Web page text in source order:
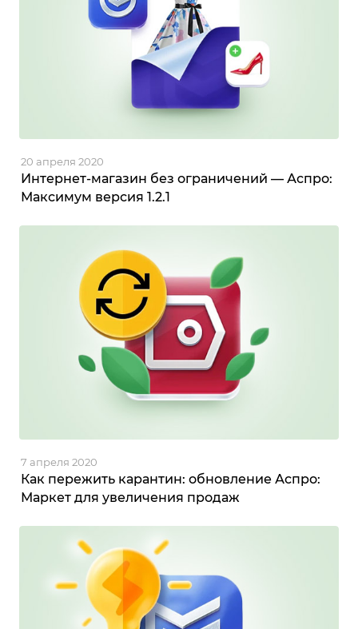
Интернет-магазин без ограничений — Аспро:
Максимум версия 1.2.1
20 апреля 2020
Как пережить карантин: обновление Аспро:
Маркет для увеличения продаж
7 апреля 2020